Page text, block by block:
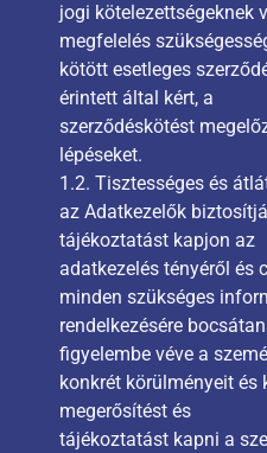
jogi kötelezettségeknek
megfelelés
kötött esetleges
érintett által kért, a
szerződéskötést
lépéseket.
1.2. Tisztességes és
az Adatkezelők
tájékoztatást kapjon az
adatkezelés tényéről és
minden szükséges
rendelkezésére
figyelembe véve a
konkrét körülményeit
megerősítést és
tájékoztatást kapni a